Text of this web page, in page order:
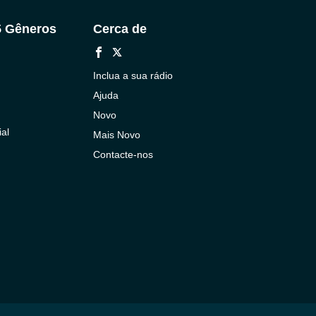
Gêneros Cerca de
Inclua a sua rádio
Ajuda
Novo
Mais Novo
Contacte-nos